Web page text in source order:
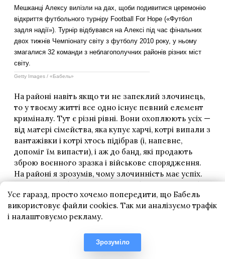
Усе гаразд, просто хочемо попередити, що Бабель
використовує файли cookies. Так ми аналізуємо трафік
і налаштовуємо рекламу.
Зрозуміло